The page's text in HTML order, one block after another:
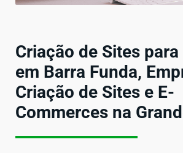
Criação de Sites
em Barra Funda,
Criação de Sites e E-
Commerces na